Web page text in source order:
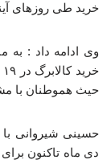
خرید طی روزهای
وی ادامه داد : به
حیث هموطنان با